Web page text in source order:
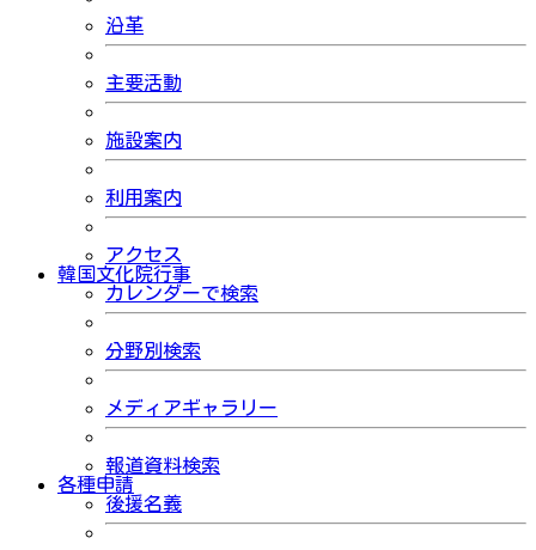
沿革
主要活動
施設案内
利用案内
アクセス
韓国文化院行事
カレンダーで検索
分野別検索
メディアギャラリー
報道資料検索
各種申請
後援名義